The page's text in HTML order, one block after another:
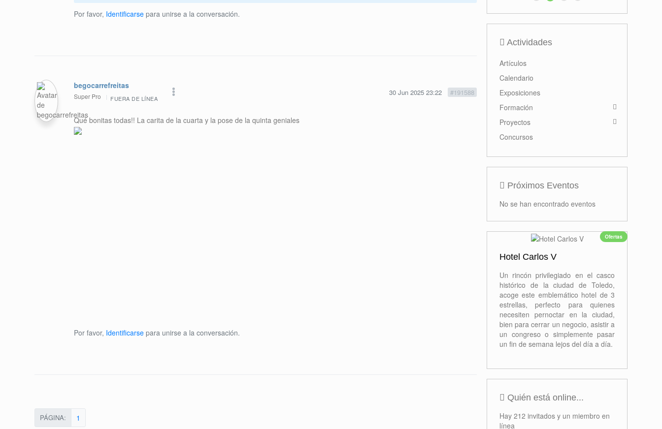
Por favor, Identificarse para unirse a la conversación.
30 Jun 2025 23:22 #191588
begocarrefreitas
Super Pro FUERA DE LÍNEA
Qué bonitas todas!! La carita de la cuarta y la pose de la quinta geniales
Por favor, Identificarse para unirse a la conversación.
PÁGINA: 1
Actividades
Artículos
Calendario
Exposiciones
Formación
Proyectos
Concursos
No se han encontrado eventos
Hotel Carlos V